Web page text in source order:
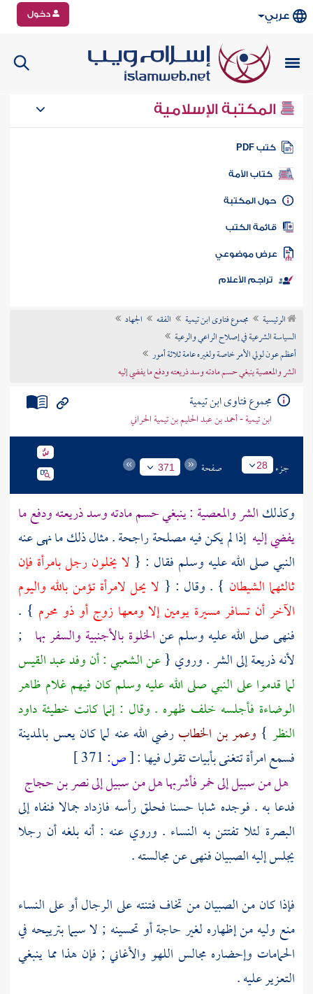
عربي دخول
المكتبة الإسلامية
كتب PDF
كتاب الأمة
المكتبة
الكتب
موضوعي
تراجم الأعلام
الرئيسية مجموع فتاوى ابن تيمية الفقه
الجهاد
السياسة الشرعية في إصلاح الراعي والرعية
أعظم عون لولي الأمر خاصة ولغيره عامة ثلاثة أمور
الشر والمعصية ينبغي حسم مادته وسد ذريعته ودفع ما يفضي إليه
مجموع فتاوى ابن تيمية
ابن تيمية - أحمد بن عبد الحليم بن تيمية الحراني
جزء 28 صفحة 371
وكذلكالشر والمعصية : ينبغي حسم مادته وسد ذريعته ودفع ما
يفضي إليه إذا لم يكن فيه مصلحة راجحة . مثال ذلك ما نهى عنه
النبي صلى الله عليه وسلم فقال : { لا يخلون رجل بامرأة فإن
ثالثهما الشيطان } . وقال : { لا يحل لامرأة تؤمن بالله واليوم
الآخر أن تسافر مسيرة يومين إلا ومعها زوج أو ذو محرم } .
فنهى صلى الله عليه وسلم عنالخلوة بالأجنبية والسفر بها ;
لأنه ذريعة إلى الشر . وروي {عنالشعبي: أن وفدعبد القيس
لما قدموا على النبي صلى الله عليه وسلم كان فيهم غلام ظاهر
الوضاءة فأجلسه خلف ظهره . وقال : إنما كانت خطيئة داود
النظر } وعمر بن الخطابرضي الله عنه لما كان يعسبالمدينة
فسمع امرأة تتغنى بأبيات تقول فيها :[ص:
هل من سبيل إلى خمر فأشربها هل من سبيل إلىنصر بن حجاج
فدعا به . فوجده شابا حسنا فحلق رأسه فازداد جمالا فنفاه إلى
البصرة لئلا تفتتن به النساء . وروي عنه : أنه بلغه أن رجلا
يجلس إليه الصبيان فنهى عن مجالسته .
فإذا كان من الصبيان من تخاف فتنته على الرجال أو على النساء
منع وليه من إظهاره لغير حاجة أو تحسينه ; لا سيما بترييحه في
الحمامات وإحضاره مجالس اللهو والأغاني ; فإن هذا مما ينبغي
التعزير عليه .